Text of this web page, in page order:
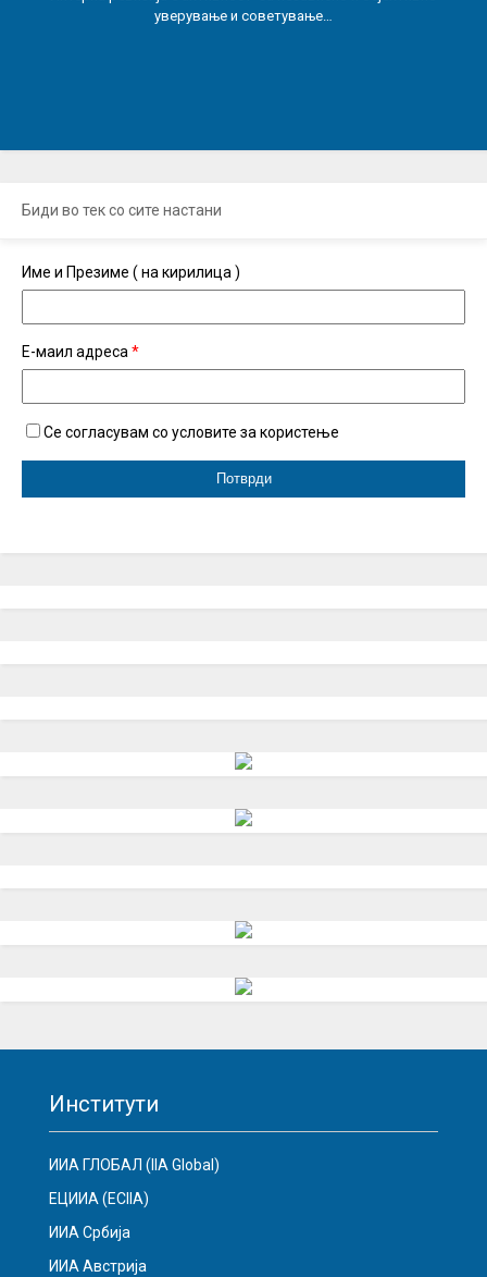
уверување и советување…
Биди во тек со сите настани
Име и Презиме ( на кирилица )
Е-маил адреса *
Се согласувам со условите за користење
Институти
ИИА ГЛОБАЛ (IIA Global)
ЕЦИИА (ECIIA)
ИИА Србија
ИИА Австрија